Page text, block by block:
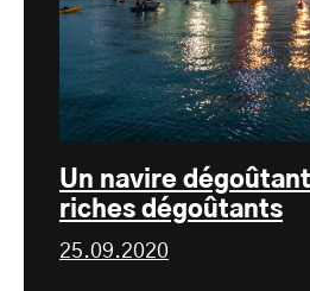
Un navire
riches dégoûtants
25.09.2020